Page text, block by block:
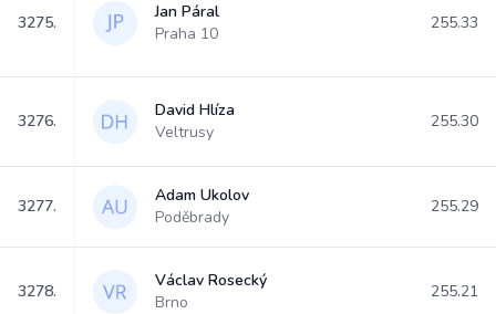
3275.
Jan Páral
Praha 10
255.33
3276.
David Hlíza
Veltrusy
255.30
3277.
Adam Ukolov
Poděbrady
255.29
3278.
Václav Rosecký
Brno
255.21